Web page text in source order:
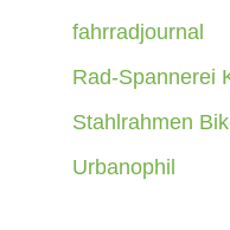
fahrradjournal
Rad-Spannerei
Stahlrahmen
Urbanophil